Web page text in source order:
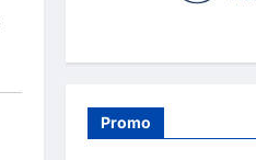
Promo